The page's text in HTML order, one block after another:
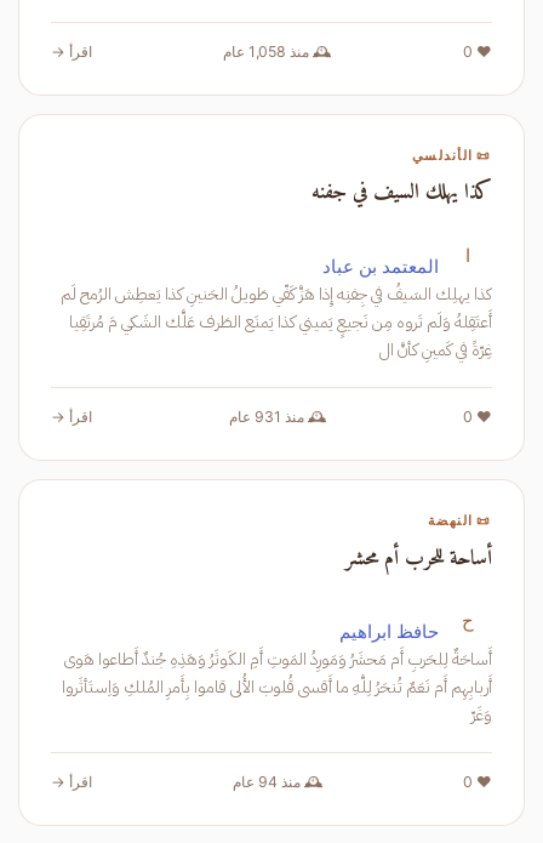
❤️ 0 🕰️ منذ 1,058 عام اقرأ →
📜 الأندلسي
كذا يهلك السيف في جفنه
ا المعتمد بن عباد
كذا يهلِك السَيفُ في جِفنِه إِذا هَزَّ كَفّي طَويلُ الحَنينِ كذا يَعطِش الرُمح لَم
أَعتَقِلهُ وَلَم تَروه مِن نَجيعٍ يَميني كذا يَمنَع الطَرف عَلَّك الشَكي مَ مُرتَقِيا
غِرّةً في كَمينِ كأنَّ ال
❤️ 0 🕰️ منذ 931 عام اقرأ →
📜 النهضة
أساحة للحرب أم محشر
ح حافظ ابراهيم
أَساحَةٌ لِلحَربِ أَم مَحشَرُ وَمَورِدُ المَوتِ أَمِ الكَوثَرُ وَهَذِهِ جُندٌ أَطاعوا هَوى
أَربابِهِم أَم نَعَمٌ تُنحَرُ لِلَّهِ ما أَقسى قُلوبَ الأُلى قاموا بِأَمرِ المُلكِ وَاِستَأثَروا
وَغَرّ
❤️ 0 🕰️ منذ 94 عام اقرأ →